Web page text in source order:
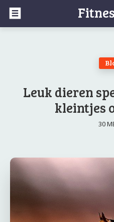
Leuk dieren
kleintjes
30